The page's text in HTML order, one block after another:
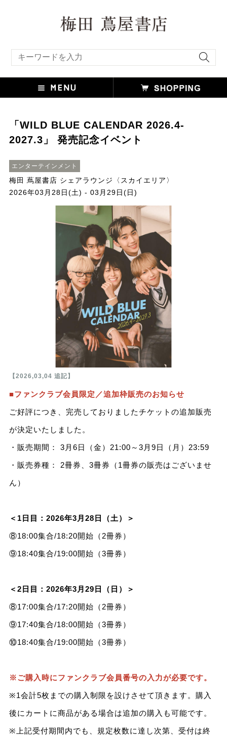
「WILD BLUE CALENDAR 2026.4-
2027.3」 発売記念イベント
エンターテインメント
梅田 蔦屋書店 シェアラウンジ〈スカイエリア〉
2026年03月28日(土) - 03月29日(日)
【2026,03,04 追記】
■ファンクラブ会員限定／追加枠販売のお知らせ
ご好評につき、完売しておりましたチケットの追加販売
が決定いたしました。
・販売期間： 3月6日（金）21:00～3月9日（月）23:59
・販売券種： 2冊券、3冊券（1冊券の販売はございませ
ん）
＜1日目：2026年3月28日（土）＞
⑧18:00集合/18:20開始（2冊券）
⑨18:40集合/19:00開始（3冊券）
＜2日目：2026年3月29日（日）＞
⑧17:00集合/17:20開始（2冊券）
⑨17:40集合/18:00開始（3冊券）
⑩18:40集合/19:00開始（3冊券）
※ご購入時にファンクラブ会員番号の入力が必要です。
※1会計5枚までの購入制限を設けさせて頂きます。購入
後にカートに商品がある場合は追加の購入も可能です。
※上記受付期間内でも、規定枚数に達し次第、受付は終